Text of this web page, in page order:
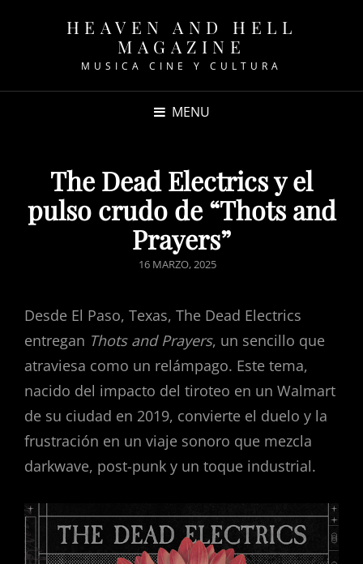
HEAVEN AND HELL
MAGAZINE
MUSICA CINE Y CULTURA
MENU
The Dead Electrics y el
pulso crudo de “Thots and
Prayers”
POSTED
16 MARZO, 2025
Desde El Paso, Texas, The Dead Electrics
entregan Thots and Prayers, un sencillo que
atraviesa como un relámpago. Este tema,
nacido del impacto del tiroteo en un Walmart
de su ciudad en 2019, convierte el duelo y la
frustración en un viaje sonoro que mezcla
darkwave, post-punk y un toque industrial.